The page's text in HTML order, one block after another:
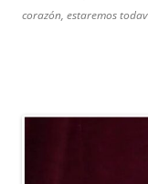
corazón, estaremos